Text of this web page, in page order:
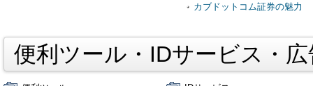
カブドットコム証券の魅力
便利ツール・IDサービス・